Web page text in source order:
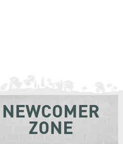
NEWCOMER
ZONE